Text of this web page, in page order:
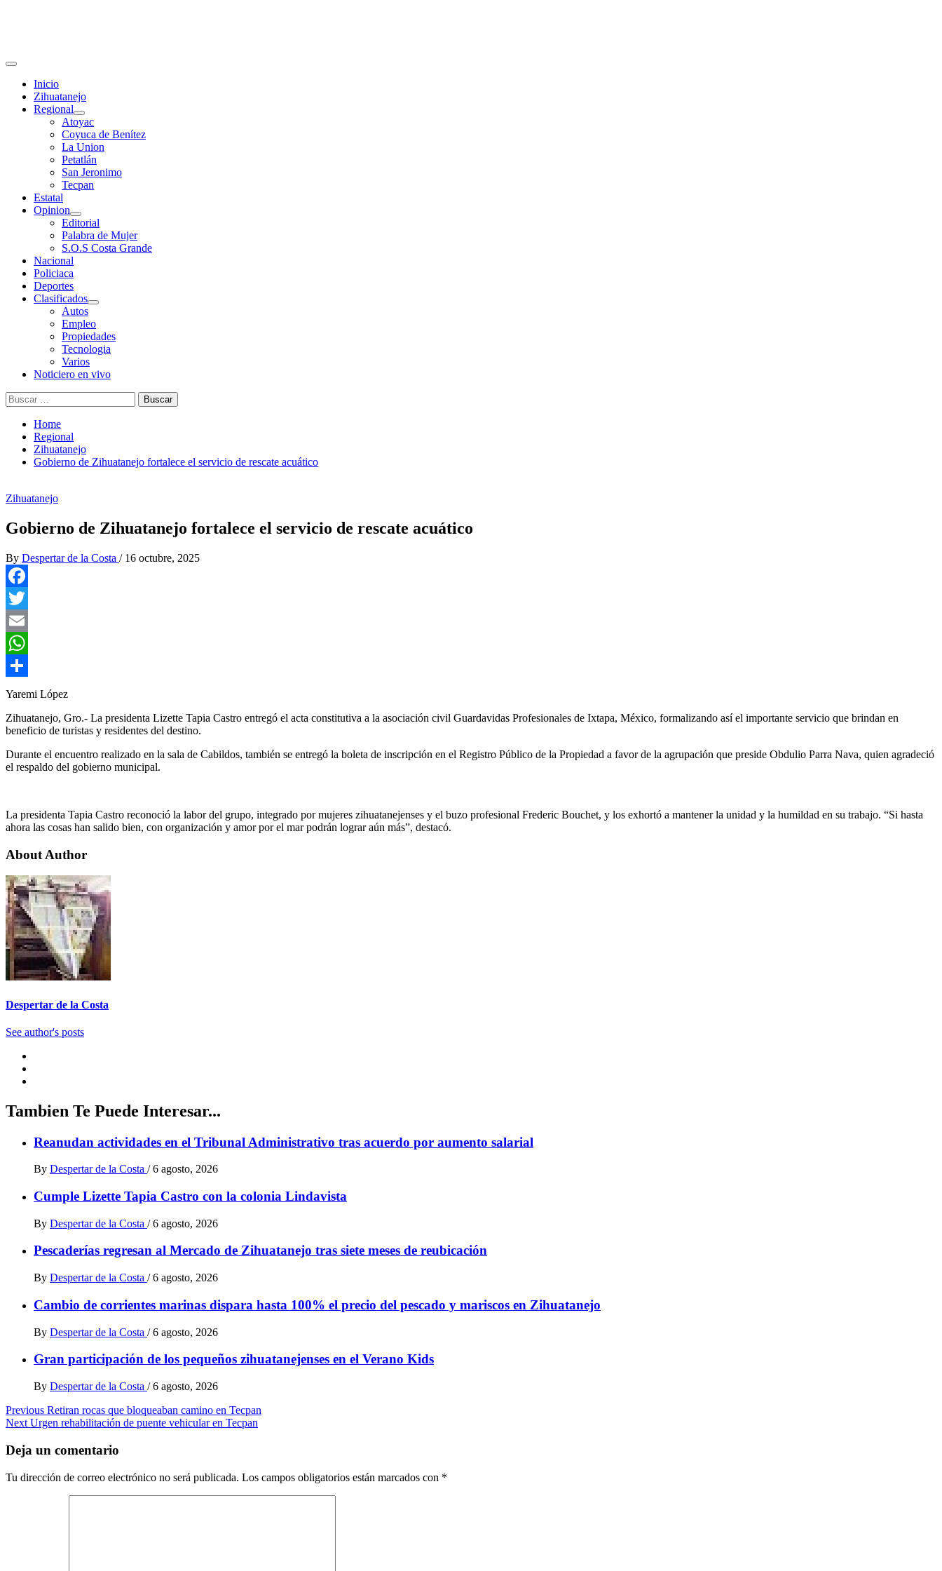
Primary
Inicio
Zihuatanejo
Regional
Atoyac
Coyuca de Benítez
La Union
Petatlán
San Jeronimo
Tecpan
Estatal
Opinion
Editorial
Palabra de Mujer
S.O.S Costa Grande
Nacional
Policiaca
Deportes
Clasificados
Autos
Empleo
Propiedades
Tecnologia
Varios
Noticiero en vivo
Buscar:
Home
Regional
Zihuatanejo
Gobierno de Zihuatanejo fortalece el servicio de rescate acuático
Zihuatanejo
Gobierno de Zihuatanejo fortalece el servicio de rescate acuático
By Despertar de la Costa / 16 octubre, 2025
Facebook
Twitter
Email
WhatsApp
Compartir
Yaremi López
Zihuatanejo, Gro.- La presidenta Lizette Tapia Castro entregó el acta constitutiva a la asociación civil Guardavidas Profesionales de Ixtapa, México, formalizando así el importante servicio que brindan en
beneficio de turistas y residentes del destino.
Durante el encuentro realizado en la sala de Cabildos, también se entregó la boleta de inscripción en el Registro Público de la Propiedad a favor de la agrupación que preside Obdulio Parra Nava, quien agradeció
el respaldo del gobierno municipal.
La presidenta Tapia Castro reconoció la labor del grupo, integrado por mujeres zihuatanejenses y el buzo profesional Frederic Bouchet, y los exhortó a mantener la unidad y la humildad en su trabajo. “Si hasta
ahora las cosas han salido bien, con organización y amor por el mar podrán lograr aún más”, destacó.
About Author
Despertar de la Costa
See author's posts
Tambien Te Puede Interesar...
Reanudan actividades en el Tribunal Administrativo tras acuerdo por aumento salarial
By Despertar de la Costa / 6 agosto, 2026
Cumple Lizette Tapia Castro con la colonia Lindavista
By Despertar de la Costa / 6 agosto, 2026
Pescaderías regresan al Mercado de Zihuatanejo tras siete meses de reubicación
By Despertar de la Costa / 6 agosto, 2026
Cambio de corrientes marinas dispara hasta 100% el precio del pescado y mariscos en Zihuatanejo
By Despertar de la Costa / 6 agosto, 2026
Gran participación de los pequeños zihuatanejenses en el Verano Kids
By Despertar de la Costa / 6 agosto, 2026
Post
navigation
Previous Retiran rocas que bloqueaban camino en Tecpan
Next Urgen rehabilitación de puente vehicular en Tecpan
Deja un comentario
Tu dirección de correo electrónico no será publicada. Los campos obligatorios están marcados con *